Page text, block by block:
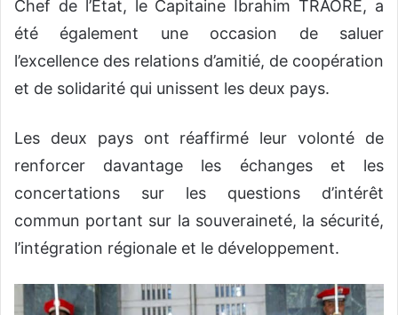
Chef de l’État, le Capitaine Ibrahim TRAORÉ, a
été également une occasion de saluer
l’excellence des relations d’amitié, de coopération
et de solidarité qui unissent les deux pays.
Les deux pays ont réaffirmé leur volonté de
renforcer davantage les échanges et les
concertations sur les questions d’intérêt
commun portant sur la souveraineté, la sécurité,
l’intégration régionale et le développement.